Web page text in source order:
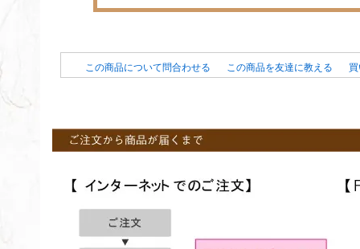
この商品について問合わせる この商品を友達に教える